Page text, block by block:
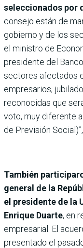
seleccionados por
consejo están de
gobierno y de los
el ministro de
presidente del
sectores afectados
empresarios,
reconocidas que
voto, muy diferente
de Previsión
También
general de la
el presidente de la
Enrique Duarte, en
empresarial. El
presentado el